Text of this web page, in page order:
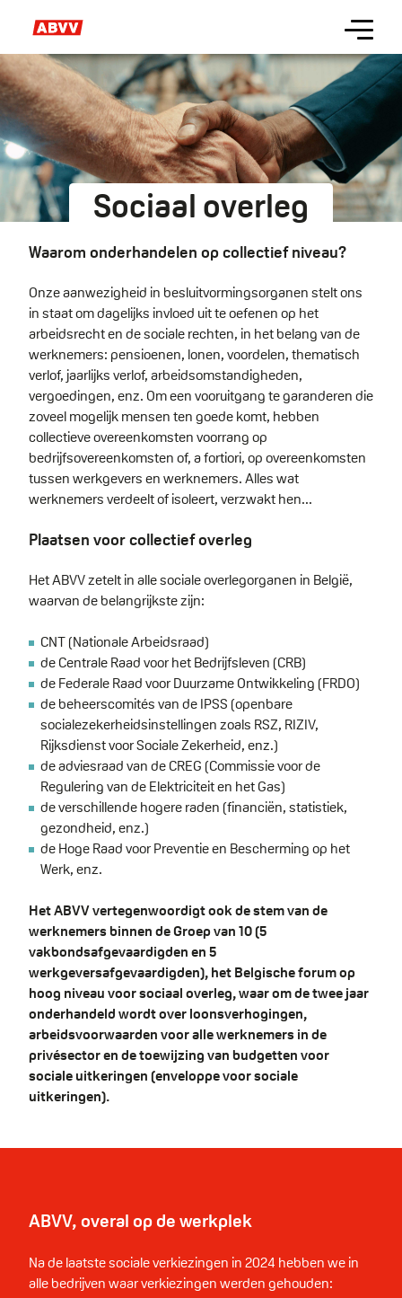
main
content
Menu
Sociaal overleg
Waarom onderhandelen op collectief niveau?
Onze aanwezigheid in besluitvormingsorganen stelt ons
in staat om dagelijks invloed uit te oefenen op het
arbeidsrecht en de sociale rechten, in het belang van de
werknemers: pensioenen, lonen, voordelen, thematisch
verlof, jaarlijks verlof, arbeidsomstandigheden,
vergoedingen, enz. Om een vooruitgang te garanderen die
zoveel mogelijk mensen ten goede komt, hebben
collectieve overeenkomsten voorrang op
bedrijfsovereenkomsten of, a fortiori, op overeenkomsten
tussen werkgevers en werknemers. Alles wat
werknemers verdeelt of isoleert, verzwakt hen...
Plaatsen voor collectief overleg
Het ABVV zetelt in alle sociale overlegorganen in België,
waarvan de belangrijkste zijn:
CNT (Nationale Arbeidsraad)
de Centrale Raad voor het Bedrijfsleven (CRB)
de Federale Raad voor Duurzame Ontwikkeling (FRDO)
de beheerscomités van de IPSS (openbare
socialezekerheidsinstellingen zoals RSZ, RIZIV,
Rijksdienst voor Sociale Zekerheid, enz.)
de adviesraad van de CREG (Commissie voor de
Regulering van de Elektriciteit en het Gas)
de verschillende hogere raden (financiën, statistiek,
gezondheid, enz.)
de Hoge Raad voor Preventie en Bescherming op het
Werk, enz.
Het ABVV vertegenwoordigt ook de stem van de
werknemers binnen de Groep van 10 (5
vakbondsafgevaardigden en 5
werkgeversafgevaardigden), het Belgische forum op
hoog niveau voor sociaal overleg, waar om de twee jaar
onderhandeld wordt over loonsverhogingen,
arbeidsvoorwaarden voor alle werknemers in de
privésector en de toewijzing van budgetten voor
sociale uitkeringen (enveloppe voor sociale
uitkeringen).
ABVV, overal op de werkplek
Na de laatste sociale verkiezingen in 2024 hebben we in
alle bedrijven waar verkiezingen werden gehouden: